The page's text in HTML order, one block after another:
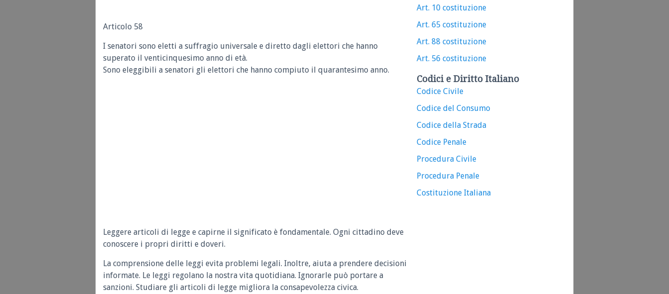
Articolo 58
I senatori sono eletti a suffragio universale e diretto dagli elettori che hanno
superato il venticinquesimo anno di età.
Sono eleggibili a senatori gli elettori che hanno compiuto il quarantesimo anno.
Leggere articoli di legge e capirne il significato è fondamentale. Ogni cittadino deve
conoscere i propri diritti e doveri.
La comprensione delle leggi evita problemi legali. Inoltre, aiuta a prendere decisioni
informate. Le leggi regolano la nostra vita quotidiana. Ignorarle può portare a
sanzioni. Studiare gli articoli di legge migliora la consapevolezza civica.
Art. 10 costituzione
Art. 65 costituzione
Art. 88 costituzione
Art. 56 costituzione
Codici e Diritto Italiano
Codice Civile
Codice del Consumo
Codice della Strada
Codice Penale
Procedura Civile
Procedura Penale
Costituzione Italiana